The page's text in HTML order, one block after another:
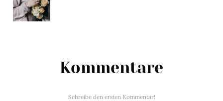
Kommentare
Schreibe den ersten Kommentar!